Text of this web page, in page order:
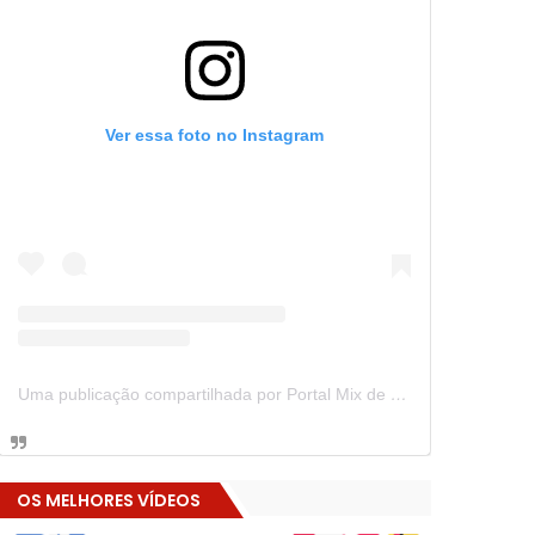
Ver essa foto no Instagram
Uma publicação compartilhada por Portal Mix de Notícias (@portalmixdenoticias)
OS MELHORES VÍDEOS